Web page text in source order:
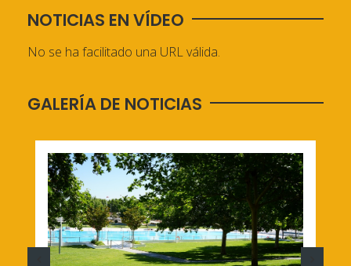
NOTICIAS EN VÍDEO
No se ha facilitado una URL válida.
GALERÍA DE NOTICIAS